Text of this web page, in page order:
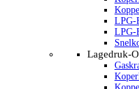
LPG-
LPG-
Lagedruk-